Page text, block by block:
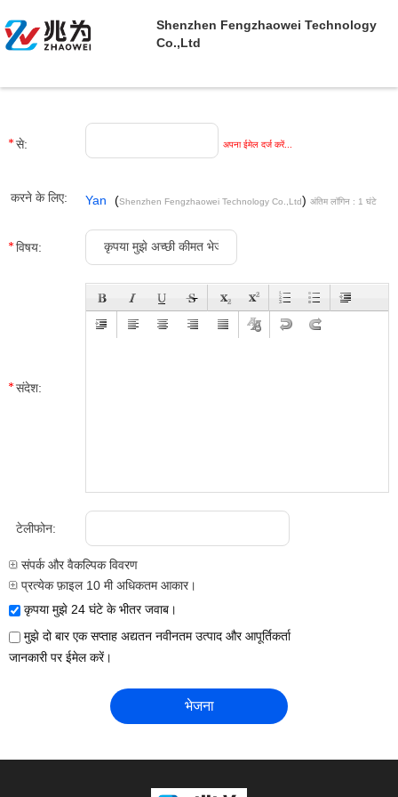
Shenzhen Fengzhaowei Technology
Co.,Ltd
से: अपना ईमेल दर्ज करें...
करने के लिए: Yan (Shenzhen Fengzhaowei Technology Co.,Ltd) अंतिम लॉगिन : 1 घंटे
06 minuts पहले
विषय:
संदेश:
टेलीफोन:
संपर्क और वैकल्पिक विवरण
प्रत्येक फ़ाइल 10 मी अधिकतम आकार।
कृपया मुझे 24 घंटे के भीतर जवाब।
मुझे दो बार एक सप्ताह अद्यतन नवीनतम उत्पाद और आपूर्तिकर्ता
जानकारी पर ईमेल करें।